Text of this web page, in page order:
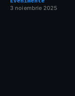
3 noiembrie 2025